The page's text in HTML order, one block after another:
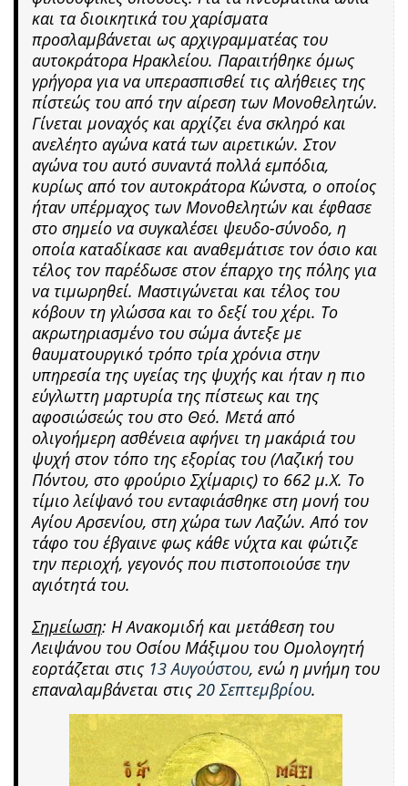
και τα διοικητικά του χαρίσματα
προσλαμβάνεται ως αρχιγραμματέας του
αυτοκράτορα Ηρακλείου. Παραιτήθηκε όμως
γρήγορα για να υπερασπισθεί τις αλήθειες της
πίστεώς του από την αίρεση των Μονοθελητών.
Γίνεται μοναχός και αρχίζει ένα σκληρό και
ανελέητο αγώνα κατά των αιρετικών. Στον
αγώνα του αυτό συναντά πολλά εμπόδια,
κυρίως από τον αυτοκράτορα Κώνστα, ο οποίος
ήταν υπέρμαχος των Μονοθελητών και έφθασε
στο σημείο να συγκαλέσει ψευδο-σύνοδο, η
οποία καταδίκασε και αναθεμάτισε τον όσιο και
τέλος τον παρέδωσε στον έπαρχο της πόλης για
να τιμωρηθεί. Μαστιγώνεται και τέλος του
κόβουν τη γλώσσα και το δεξί του χέρι. Το
ακρωτηριασμένο του σώμα άντεξε με
θαυματουργικό τρόπο τρία χρόνια στην
υπηρεσία της υγείας της ψυχής και ήταν η πιο
εύγλωττη μαρτυρία της πίστεως και της
αφοσιώσεώς του στο Θεό. Μετά από
ολιγοήμερη ασθένεια αφήνει τη μακάριά του
ψυχή στον τόπο της εξορίας του (Λαζική του
Πόντου, στο φρούριο Σχίμαρις) το 662 μ.Χ. Το
τίμιο λείψανό του ενταφιάσθηκε στη μονή του
Αγίου Αρσενίου, στη χώρα των Λαζών. Από τον
τάφο του έβγαινε φως κάθε νύχτα και φώτιζε
την περιοχή, γεγονός που πιστοποιούσε την
αγιότητά του.
Σημείωση: Η Ανακομιδή και μετάθεση του
Λειψάνου του Οσίου Μάξιμου του Ομολογητή
εορτάζεται στις 13 Αυγούστου, ενώ η μνήμη του
επαναλαμβάνεται στις 20 Σεπτεμβρίου.